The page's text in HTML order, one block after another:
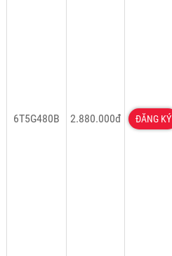
6T5G480B 2.880.000đ ĐĂNG KÝ